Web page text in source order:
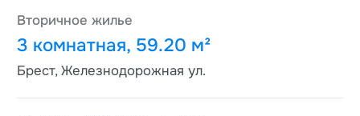
Вторичное жилье
3 комнатная, 59.20 м²
Брест, Железнодорожная ул.